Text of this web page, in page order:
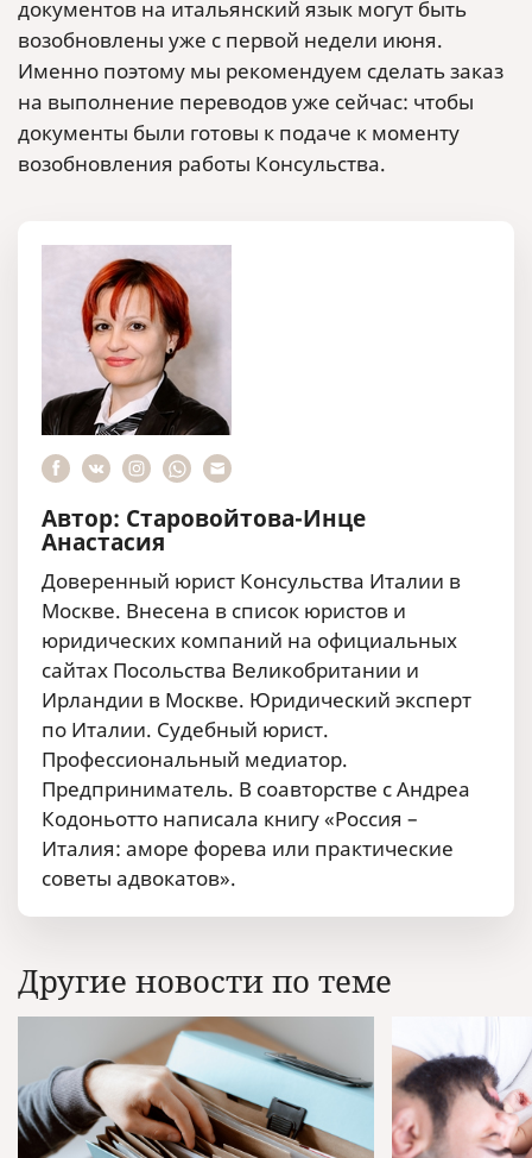
документов на итальянский язык могут быть
возобновлены уже с первой недели июня.
Именно поэтому мы рекомендуем сделать заказ
на выполнение переводов уже сейчас: чтобы
документы были готовы к подаче к моменту
возобновления работы Консульства.
Автор: Старовойтова-Инце
Анастасия
Доверенный юрист Консульства Италии в
Москве. Внесена в список юристов и
юридических компаний на официальных
сайтах Посольства Великобритании и
Ирландии в Москве. Юридический эксперт
по Италии. Судебный юрист.
Профессиональный медиатор.
Предприниматель. В соавторстве с Андреа
Кодоньотто написала книгу «Россия –
Италия: аморе форева или практические
советы адвокатов».
Другие новости по теме